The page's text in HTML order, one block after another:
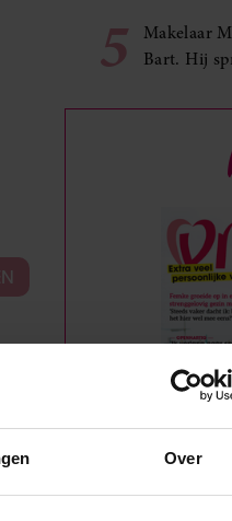
Over
5
Makelaar
Bart. Hij